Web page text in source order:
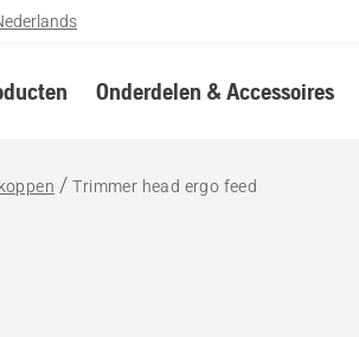
Onderdelen & Accessoires
Trimmer head ergo feed